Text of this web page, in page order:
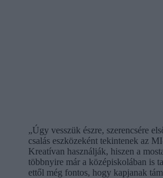
„Úgy vesszük észre, szerencsére
csalás eszközeként tekintenek az
Kreatívan használják, hiszen a
többnyire már a középiskolában is
ettől még fontos, hogy kapjanak